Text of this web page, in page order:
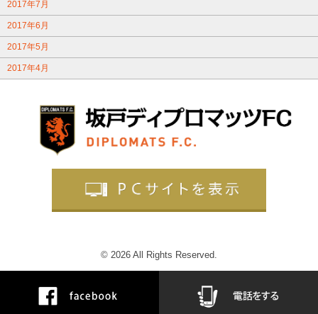
2017年7月
2017年6月
2017年5月
2017年4月
© 2026 All Rights Reserved.